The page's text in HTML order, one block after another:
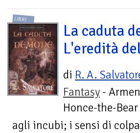
LIBRI
La caduta
L'eredità
di R. A.
Fantasy -
Honce-the-
agli incubi; i sensi di